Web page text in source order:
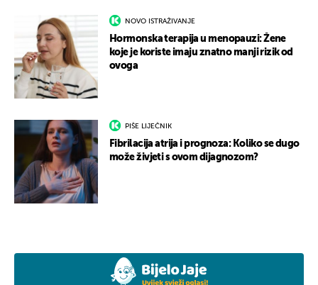
NOVO ISTRAŽIVANJE
Hormonska terapija u menopauzi: Žene
koje je koriste imaju znatno manji rizik od
ovoga
PIŠE LIJEČNIK
Fibrilacija atrija i prognoza: Koliko se dugo
može živjeti s ovom dijagnozom?